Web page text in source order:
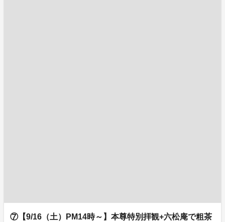
⑦【9/16（土）PM14時～】本尊特別拝観+六松庵で粗茶